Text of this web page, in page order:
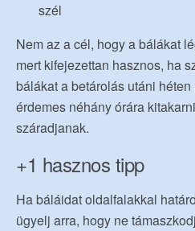
szél
Nem az a cél, hogy a bálákat
mert kifejezettan hasznos, ha
bálákat a betárolás utáni
érdemes néhány órára
száradjanak.
+1 hasznos tipp
Ha báláidat oldalfalakkal
ügyelj arra, hogy ne